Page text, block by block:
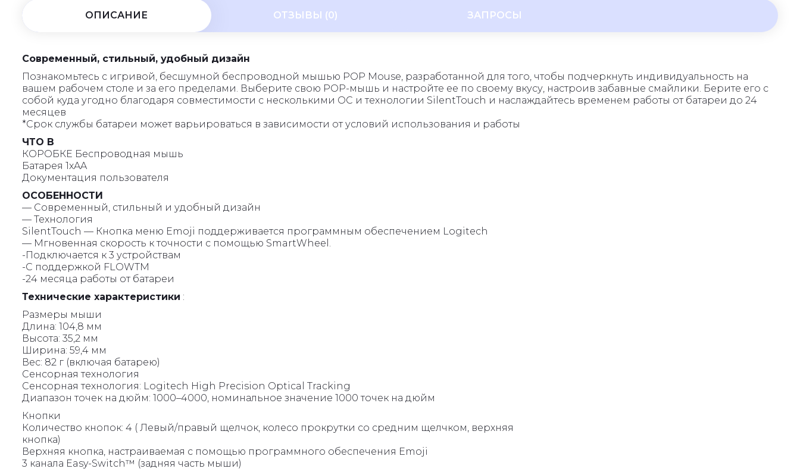
ОПИСАНИЕ ОТЗЫВЫ (0) ЗАПРОСЫ
Современный, стильный, удобный дизайн
Познакомьтесь с игривой, бесшумной беспроводной мышью POP Mouse, разработанной для того, чтобы подчеркнуть индивидуальность на
вашем рабочем столе и за его пределами. Выберите свою POP-мышь и настройте ее по своему вкусу, настроив забавные смайлики. Берите его с
собой куда угодно благодаря совместимости с несколькими ОС и технологии SilentTouch и наслаждайтесь временем работы от батареи до 24
месяцев
*Срок службы батареи может варьироваться в зависимости от условий использования и работы
ЧТО В
КОРОБКЕ Беспроводная мышь
Батарея 1xAA
Документация пользователя
ОСОБЕННОСТИ
— Современный, стильный и удобный дизайн
— Технология
SilentTouch — Кнопка меню Emoji поддерживается программным обеспечением Logitech
— Мгновенная скорость к точности с помощью SmartWheel.
-Подключается к 3 устройствам
-С поддержкой FLOWTM
-24 месяца работы от батареи
Технические характеристики :
Размеры мыши
Длина: 104,8 мм
Высота: 35,2 мм
Ширина: 59,4 мм
Вес: 82 г (включая батарею)
Сенсорная технология
Сенсорная технология: Logitech High Precision Optical Tracking
Диапазон точек на дюйм: 1000–4000, номинальное значение 1000 точек на дюйм
Кнопки
Количество кнопок: 4 ( Левый/правый щелчок, колесо прокрутки со средним щелчком, верхняя
кнопка)
Верхняя кнопка, настраиваемая с помощью программного обеспечения Emoji
3 канала Easy-Switch™ (задняя часть мыши)